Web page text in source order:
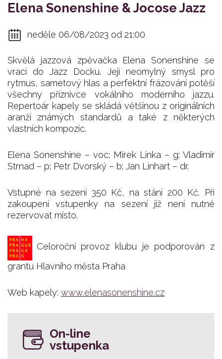
Elena Sonenshine & Jocose Jazz
neděle 06/08/2023 od 21:00
Skvělá jazzová zpěvačka Elena Sonenshine se
vrací do Jazz Docku. Její neomylný smysl pro
rytmus, sametový hlas a perfektní frázování potěší
všechny příznivce vokálního moderního jazzu.
Repertoár kapely se skládá většinou z originálních
aranží známých standardů a také z některých
vlastních kompozic.
Elena Sonenshine – voc; Mirek Linka – g; Vladimír
Strnad – p; Petr Dvorský – b; Jan Linhart – dr.
Vstupné na sezení 350 Kč, na stání 200 Kč. Při
zakoupení vstupenky na sezení již není nutné
rezervovat místo.
Celoroční provoz klubu je podporován z
grantu Hlavního města Praha
Web kapely: www.elenasonenshine.cz
On-line
vstupenka